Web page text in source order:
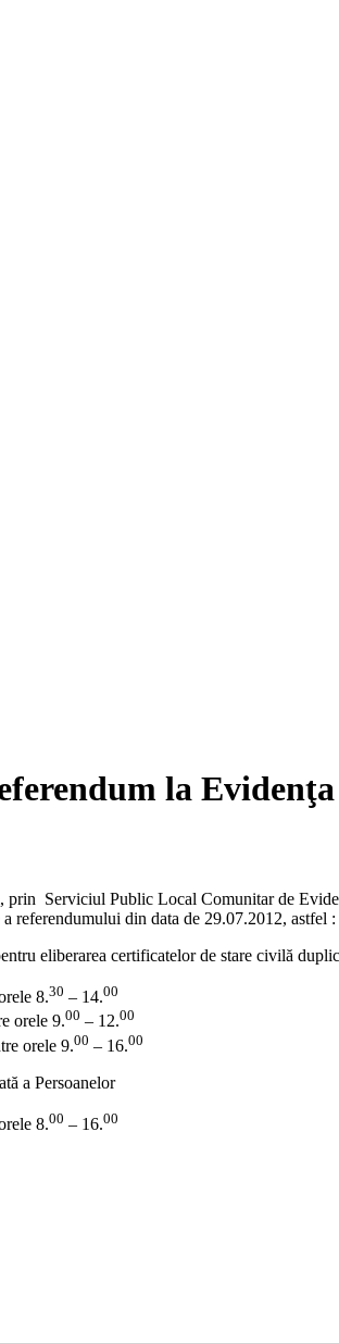
la
Serviciul Public Local Comunitar de
referendumului din data de 29.07.2012, astfel :
eliberarea certificatelor de stare civilă
8.30 – 14.00
orele 9.00 – 12.00
orele 9.00 – 16.00
a Persoanelor
8.00 – 16.00